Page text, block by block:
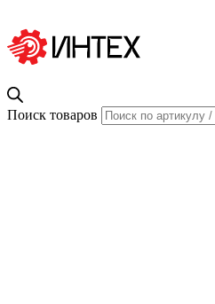
Поиск товаров